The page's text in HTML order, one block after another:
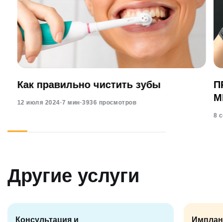
Как правильно чистить зубы
12 июля 2024·7 мин·3936 просмотров
8
Другие услуги
Консультация и